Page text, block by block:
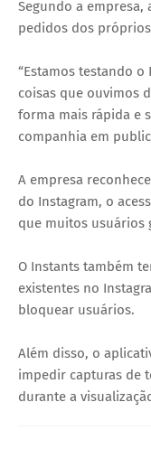
Segundo a
pedidos dos
“Estamos testando
coisas que ouvimos
forma mais rápida e
companhia em
A empresa
do Instagram, o
que muitos usuários
O Instants também
existentes no
bloquear usuários.
Além disso, o
impedir capturas de
durante a